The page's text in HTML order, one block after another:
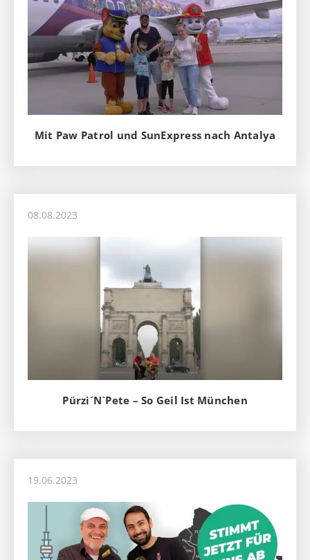
Mit Paw Patrol und SunExpress nach Antalya
08.08.2023
Pürzi´N`Pete – So Geil Ist München
19.06.2023